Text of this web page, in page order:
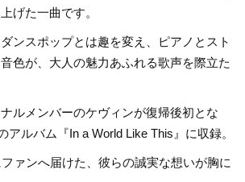
げた一曲です。
ンスポップとは趣を変え、ピアノとスト
色が、大人の魅力あふれる歌声を際立た
ルメンバーのケヴィンが復帰後初とな
アルバム『In a World Like This』に収録。
ァンへ届けた、彼らの誠実な想いが胸に